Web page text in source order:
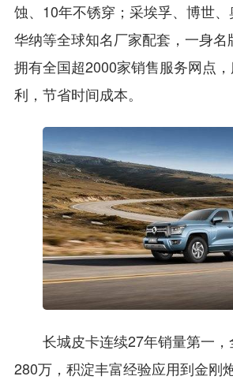
蚀、10年不锈穿；采埃孚、博世
华纳等全球知名厂家配套，一身名
拥有全国超2000家销售服务网点
利，节省时间成本。
长城皮卡连续27年销量第一
280万，积淀丰富经验应用到金刚